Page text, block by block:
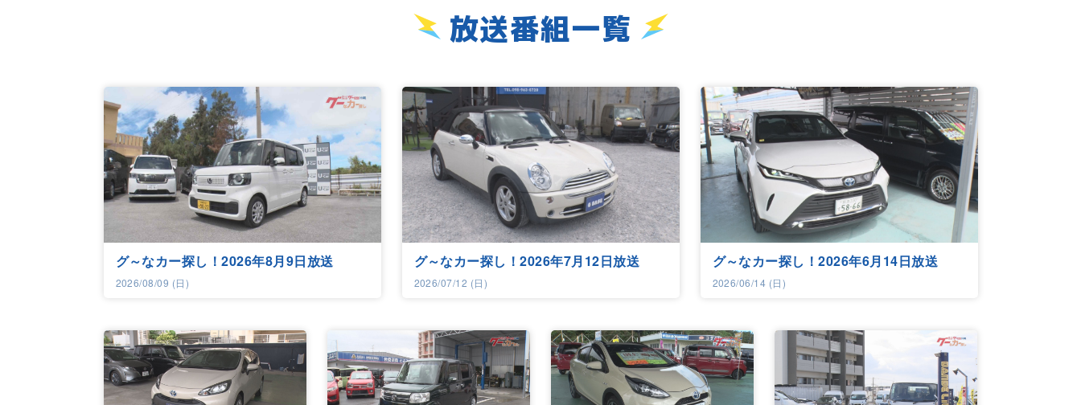
放送番組一覧
グ～なカー探し！2026年8月9日放送
2026/08/09 (日)
グ～なカー探し！2026年7月12日放送
2026/07/12 (日)
グ～なカー探し！2026年6月14日放送
2026/06/14 (日)